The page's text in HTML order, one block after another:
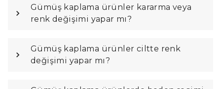
Gümüş kaplama ürünler kararma veya
renk değişimi yapar mı?
Gümüş kaplama ürünler ciltte renk
değişimi yapar mı?